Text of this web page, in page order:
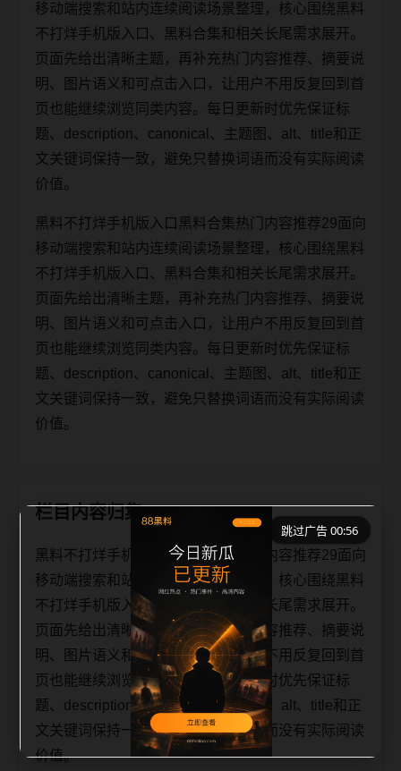
移动端搜索和站内连续阅读场景整理，核心围绕黑料
不打烊手机版入口、黑料合集和相关长尾需求展开。
页面先给出清晰主题，再补充热门内容推荐、摘要说
明、图片语义和可点击入口，让用户不用反复回到首
页也能继续浏览同类内容。每日更新时优先保证标
题、description、canonical、主题图、alt、title和正
文关键词保持一致，避免只替换词语而没有实际阅读
价值。
黑料不打烊手机版入口黑料合集热门内容推荐29面向
移动端搜索和站内连续阅读场景整理，核心围绕黑料
不打烊手机版入口、黑料合集和相关长尾需求展开。
页面先给出清晰主题，再补充热门内容推荐、摘要说
明、图片语义和可点击入口，让用户不用反复回到首
页也能继续浏览同类内容。每日更新时优先保证标
题、description、canonical、主题图、alt、title和正
文关键词保持一致，避免只替换词语而没有实际阅读
价值。
栏目内容归集
黑料不打烊手机版入口黑料合集热门内容推荐29面向
移动端搜索和站内连续阅读场景整理，核心围绕黑料
不打烊手机版入口、黑料合集和相关长尾需求展开。
页面先给出清晰主题，再补充热门内容推荐、摘要说
明、图片语义和可点击入口，让用户不用反复回到首
页也能继续浏览同类内容。每日更新时优先保证标
题、description、canonical、主题图、alt、title和正
文关键词保持一致，避免只替换词语而没有实际阅读
价值。
跳过广告 00:56